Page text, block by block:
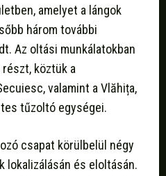
amelyet a lángok
három további
Az oltási munkálatokban
köztük a
valamint a Vlăhița,
tűzoltó egységei.
csapat körülbelül négy
lokalizálásán és eloltásán.